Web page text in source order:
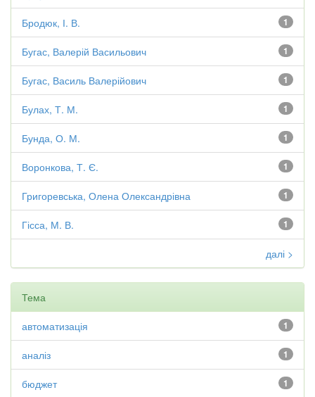
1
Бродюк, І. В.
1
Бугас, Валерій Васильович
1
Бугас, Василь Валерійович
1
Булах, Т. М.
1
Бунда, О. М.
1
Воронкова, Т. Є.
1
Григоревська, Олена Олександрівна
1
Гісса, М. В.
далі >
Тема
1
автоматизація
1
аналіз
1
бюджет